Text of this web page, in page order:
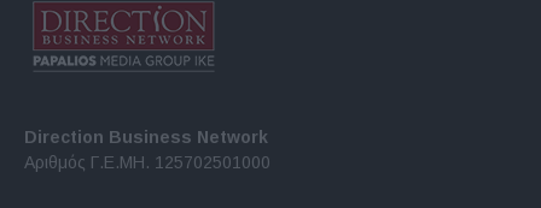
Direction Business Network
Αριθμός Γ.Ε.ΜΗ. 125702501000